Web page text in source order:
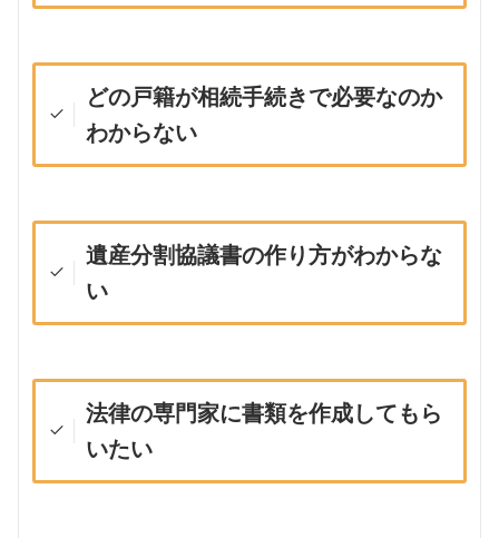
どの戸籍が相続手続きで必要なのか
わからない
遺産分割協議書の作り方がわからな
い
法律の専門家に書類を作成してもら
いたい